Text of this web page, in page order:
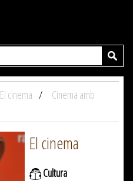
El cinema
Cinema amb
El cinema
Cultura